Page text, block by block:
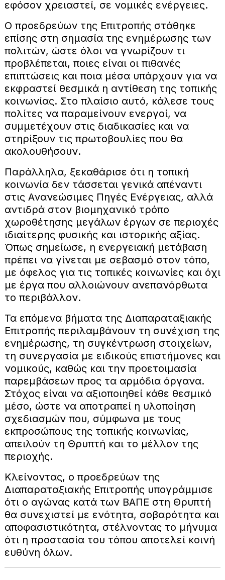
εφόσον χρειαστεί, σε νομικές ενέργειες.
Ο προεδρεύων της Επιτροπής στάθηκε
επίσης στη σημασία της ενημέρωσης των
πολιτών, ώστε όλοι να γνωρίζουν τι
προβλέπεται, ποιες είναι οι πιθανές
επιπτώσεις και ποια μέσα υπάρχουν για να
εκφραστεί θεσμικά η αντίθεση της τοπικής
κοινωνίας. Στο πλαίσιο αυτό, κάλεσε τους
πολίτες να παραμείνουν ενεργοί, να
συμμετέχουν στις διαδικασίες και να
στηρίξουν τις πρωτοβουλίες που θα
ακολουθήσουν.
Παράλληλα, ξεκαθάρισε ότι η τοπική
κοινωνία δεν τάσσεται γενικά απέναντι
στις Ανανεώσιμες Πηγές Ενέργειας, αλλά
αντιδρά στον βιομηχανικό τρόπο
χωροθέτησης μεγάλων έργων σε περιοχές
ιδιαίτερης φυσικής και ιστορικής αξίας.
Όπως σημείωσε, η ενεργειακή μετάβαση
πρέπει να γίνεται με σεβασμό στον τόπο,
με όφελος για τις τοπικές κοινωνίες και όχι
με έργα που αλλοιώνουν ανεπανόρθωτα
το περιβάλλον.
Τα επόμενα βήματα της Διαπαραταξιακής
Επιτροπής περιλαμβάνουν τη συνέχιση της
ενημέρωσης, τη συγκέντρωση στοιχείων,
τη συνεργασία με ειδικούς επιστήμονες και
νομικούς, καθώς και την προετοιμασία
παρεμβάσεων προς τα αρμόδια όργανα.
Στόχος είναι να αξιοποιηθεί κάθε θεσμικό
μέσο, ώστε να αποτραπεί η υλοποίηση
σχεδιασμών που, σύμφωνα με τους
εκπροσώπους της τοπικής κοινωνίας,
απειλούν τη Θρυπτή και το μέλλον της
περιοχής.
Κλείνοντας, ο προεδρεύων της
Διαπαραταξιακής Επιτροπής υπογράμμισε
ότι ο αγώνας κατά των ΒΑΠΕ στη Θρυπτή
θα συνεχιστεί με ενότητα, σοβαρότητα και
αποφασιστικότητα, στέλνοντας το μήνυμα
ότι η προστασία του τόπου αποτελεί κοινή
ευθύνη όλων.